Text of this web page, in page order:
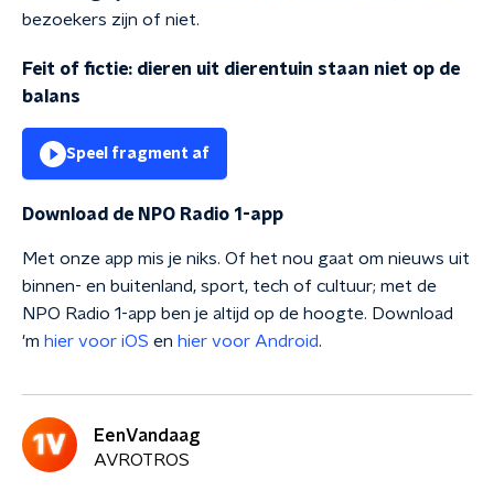
bezoekers zijn of niet.
Feit of fictie: dieren uit dierentuin staan niet op de
balans
Speel fragment af
Download de NPO Radio 1-app
Met onze app mis je niks. Of het nou gaat om nieuws uit
binnen- en buitenland, sport, tech of cultuur; met de
NPO Radio 1-app ben je altijd op de hoogte. Download
'm hier voor iOS en hier voor Android.
EenVandaag
AVROTROS